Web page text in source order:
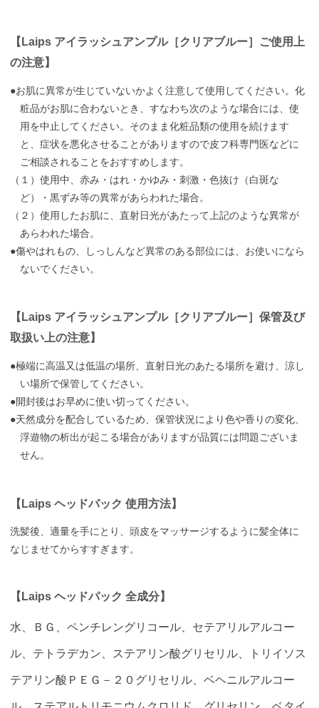
【Laips アイラッシュアンプル［クリアブルー］ご使用上
の注意】
●お肌に異常が生じていないかよく注意して使用してください。化
粧品がお肌に合わないとき、すなわち次のような場合には、使
用を中止してください。そのまま化粧品類の使用を続けます
と、症状を悪化させることがありますので皮フ科専門医などに
ご相談されることをおすすめします。
（１）使用中、赤み・はれ・かゆみ・刺激・色抜け（白斑な
ど）・黒ずみ等の異常があらわれた場合。
（２）使用したお肌に、直射日光があたって上記のような異常が
あらわれた場合。
●傷やはれもの、しっしんなど異常のある部位には、お使いになら
ないでください。
【Laips アイラッシュアンプル［クリアブルー］保管及び
取扱い上の注意】
●極端に高温又は低温の場所、直射日光のあたる場所を避け、涼し
い場所で保管してください。
●開封後はお早めに使い切ってください。
●天然成分を配合しているため、保管状況により色や香りの変化、
浮遊物の析出が起こる場合がありますが品質には問題ございま
せん。
【Laips ヘッドパック 使用方法】
洗髪後、適量を手にとり、頭皮をマッサージするように髪全体に
なじませてからすすぎます。
【Laips ヘッドパック 全成分】
水、ＢＧ、ペンチレングリコール、セテアリルアルコー
ル、テトラデカン、ステアリン酸グリセリル、トリイソス
テアリン酸ＰＥＧ－２０グリセリル、ベヘニルアルコー